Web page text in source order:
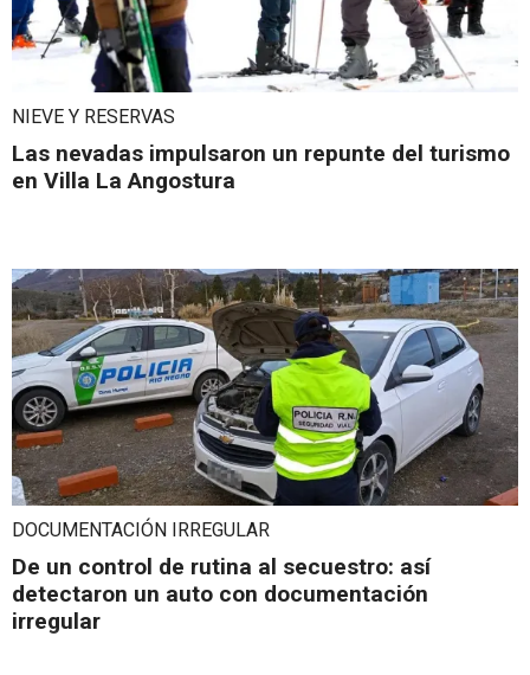
NIEVE Y RESERVAS
Las nevadas impulsaron un repunte del turismo
en Villa La Angostura
DOCUMENTACIÓN IRREGULAR
De un control de rutina al secuestro: así
detectaron un auto con documentación
irregular